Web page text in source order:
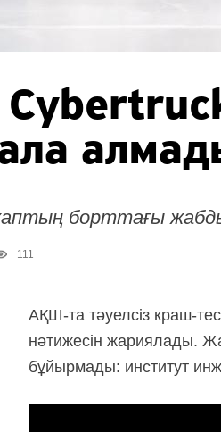
борттағы
111
АҚШ-та тәуелсіз краш-
нәтижесін жариялады.
бұйырмады: институт